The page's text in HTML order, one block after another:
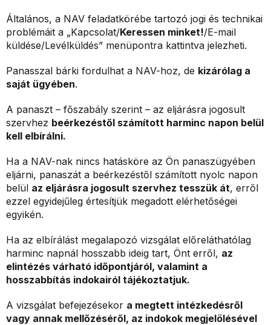
Általános, a NAV feladatkörébe tartozó jogi és technikai
problémáit a „Kapcsolat/Keressen minket!/E-mail
küldése/Levélküldés” menüpontra kattintva jelezheti.
Panasszal bárki fordulhat a NAV-hoz, de kizárólag a
saját ügyében.
A panaszt – főszabály szerint – az eljárásra jogosult
szervhez beérkezéstől számított harminc napon belül
kell elbírálni.
Ha a NAV-nak nincs hatásköre az Ön panaszügyében
eljárni, panaszát a beérkezéstől számított nyolc napon
belül az eljárásra jogosult szervhez tesszük át, erről
ezzel egyidejűleg értesítjük megadott elérhetőségei
egyikén.
Ha az elbírálást megalapozó vizsgálat előreláthatólag
harminc napnál hosszabb ideig tart, Önt erről, az
elintézés várható időpontjáról, valamint a
hosszabbítás indokairól tájékoztatjuk.
A vizsgálat befejezésekor a megtett intézkedésről
vagy annak mellőzéséről, az indokok megjelölésével